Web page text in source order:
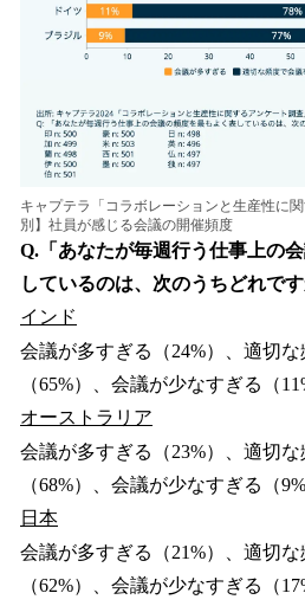
キャプテラ「コラボレーションと生産性に
別】社員が感じる会議の開催頻度
Q.「あなたが毎週行う仕事上の
しているのは、次のうちどれです
インド
会議が多すぎる（24%）、適切
（65%）、会議が少なすぎる（
オーストラリア
会議が多すぎる（23%）、適切
（68%）、会議が少なすぎる（9%
日本
会議が多すぎる（21%）、適切
（62%）、会議が少なすぎる（